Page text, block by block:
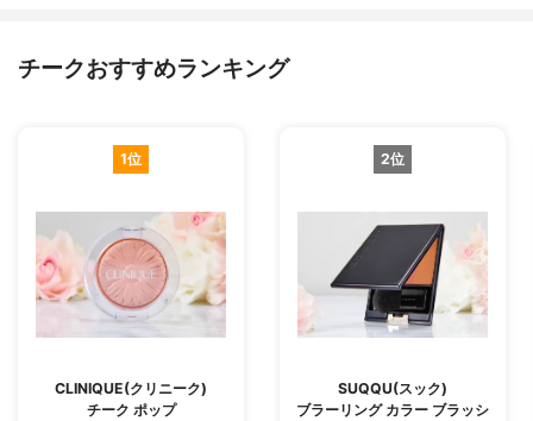
チークおすすめランキング
1位
CLINIQUE(クリニーク)
チーク ポップ
2位
SUQQU(スック)
ブラーリング カラー ブラッシ